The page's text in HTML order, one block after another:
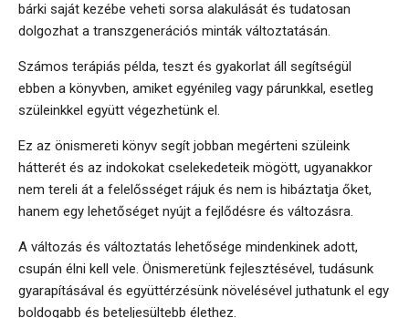
bárki saját kezébe veheti sorsa alakulását és tudatosan
dolgozhat a transzgenerációs minták változtatásán.
Számos terápiás példa, teszt és gyakorlat áll segítségül
ebben a könyvben, amiket egyénileg vagy párunkkal, esetleg
szüleinkkel együtt végezhetünk el.
Ez az önismereti könyv segít jobban megérteni szüleink
hátterét és az indokokat cselekedeteik mögött, ugyanakkor
nem tereli át a felelősséget rájuk és nem is hibáztatja őket,
hanem egy lehetőséget nyújt a fejlődésre és változásra.
A változás és változtatás lehetősége mindenkinek adott,
csupán élni kell vele. Önismeretünk fejlesztésével, tudásunk
gyarapításával és együttérzésünk növelésével juthatunk el egy
boldogabb és beteljesültebb élethez.